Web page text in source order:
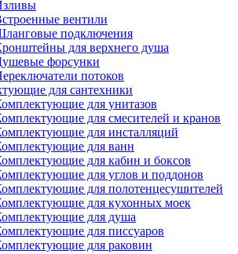
вентили
подключения
для верхнего душа
форсунки
потоков
для сантехники
для унитазов
для смесителей и кранов
для инсталляций
для ванн
для кабин и боксов
для углов и поддонов
для полотенцесушителей
для кухонных моек
для душа
для писсуаров
для раковин